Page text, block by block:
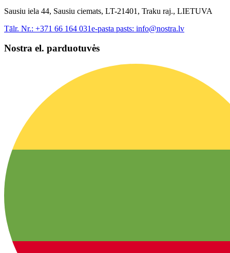
Sausiu iela 44, Sausiu ciemats, LT-21401, Traku raj., LIETUVA
Tālr. Nr.: +371 66 164 031e-pasta pasts: info@nostra.lv
Nostra el. parduotuvės